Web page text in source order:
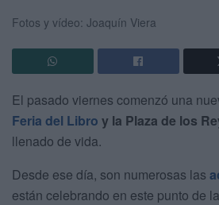
Fotos y vídeo: Joaquín Viera
El pasado viernes comenzó una
Feria del Libro y la Plaza de los
llenado de vida.
Desde ese día, son numerosas las
están celebrando en este punto de